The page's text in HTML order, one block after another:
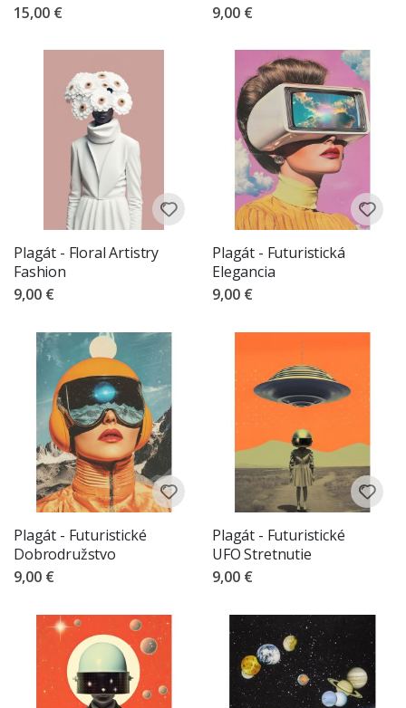
15,00 €
9,00 €
Plagát - Floral Artistry
Fashion
9,00 €
Plagát - Futuristická
Elegancia
9,00 €
Plagát - Futuristické
Dobrodružstvo
9,00 €
Plagát - Futuristické
UFO Stretnutie
9,00 €